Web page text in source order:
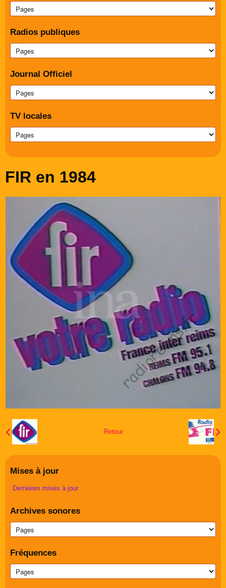
Radios publiques
Journal Officiel
TV locales
FIR en 1984
Retour
Mises à jour
Dernières mises à jour
Archives sonores
Fréquences